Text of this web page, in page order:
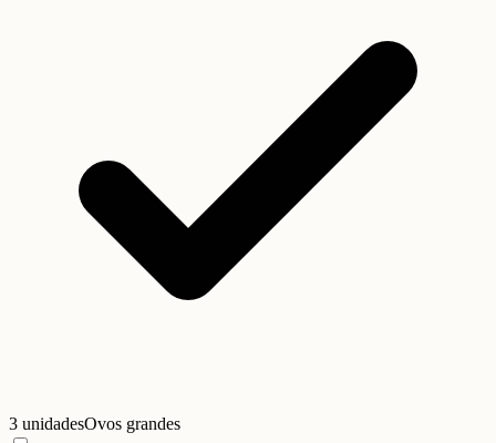
3 unidadesOvos grandes